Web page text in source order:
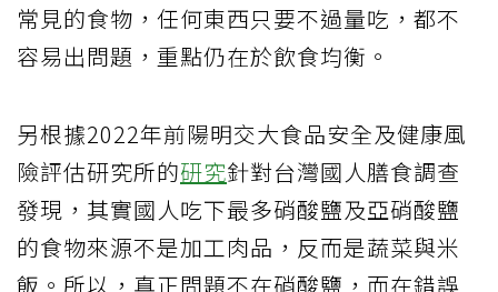
常見的食物，任何東西只要不過量吃，都不
容易出問題，重點仍在於飲食均衡。
另根據2022年前陽明交大食品安全及健康風
險評估研究所的研究針對台灣國人膳食調查
發現，其實國人吃下最多硝酸鹽及亞硝酸鹽
的食物來源不是加工肉品，反而是蔬菜與米
飯。所以，真正問題不在硝酸鹽，而在錯誤